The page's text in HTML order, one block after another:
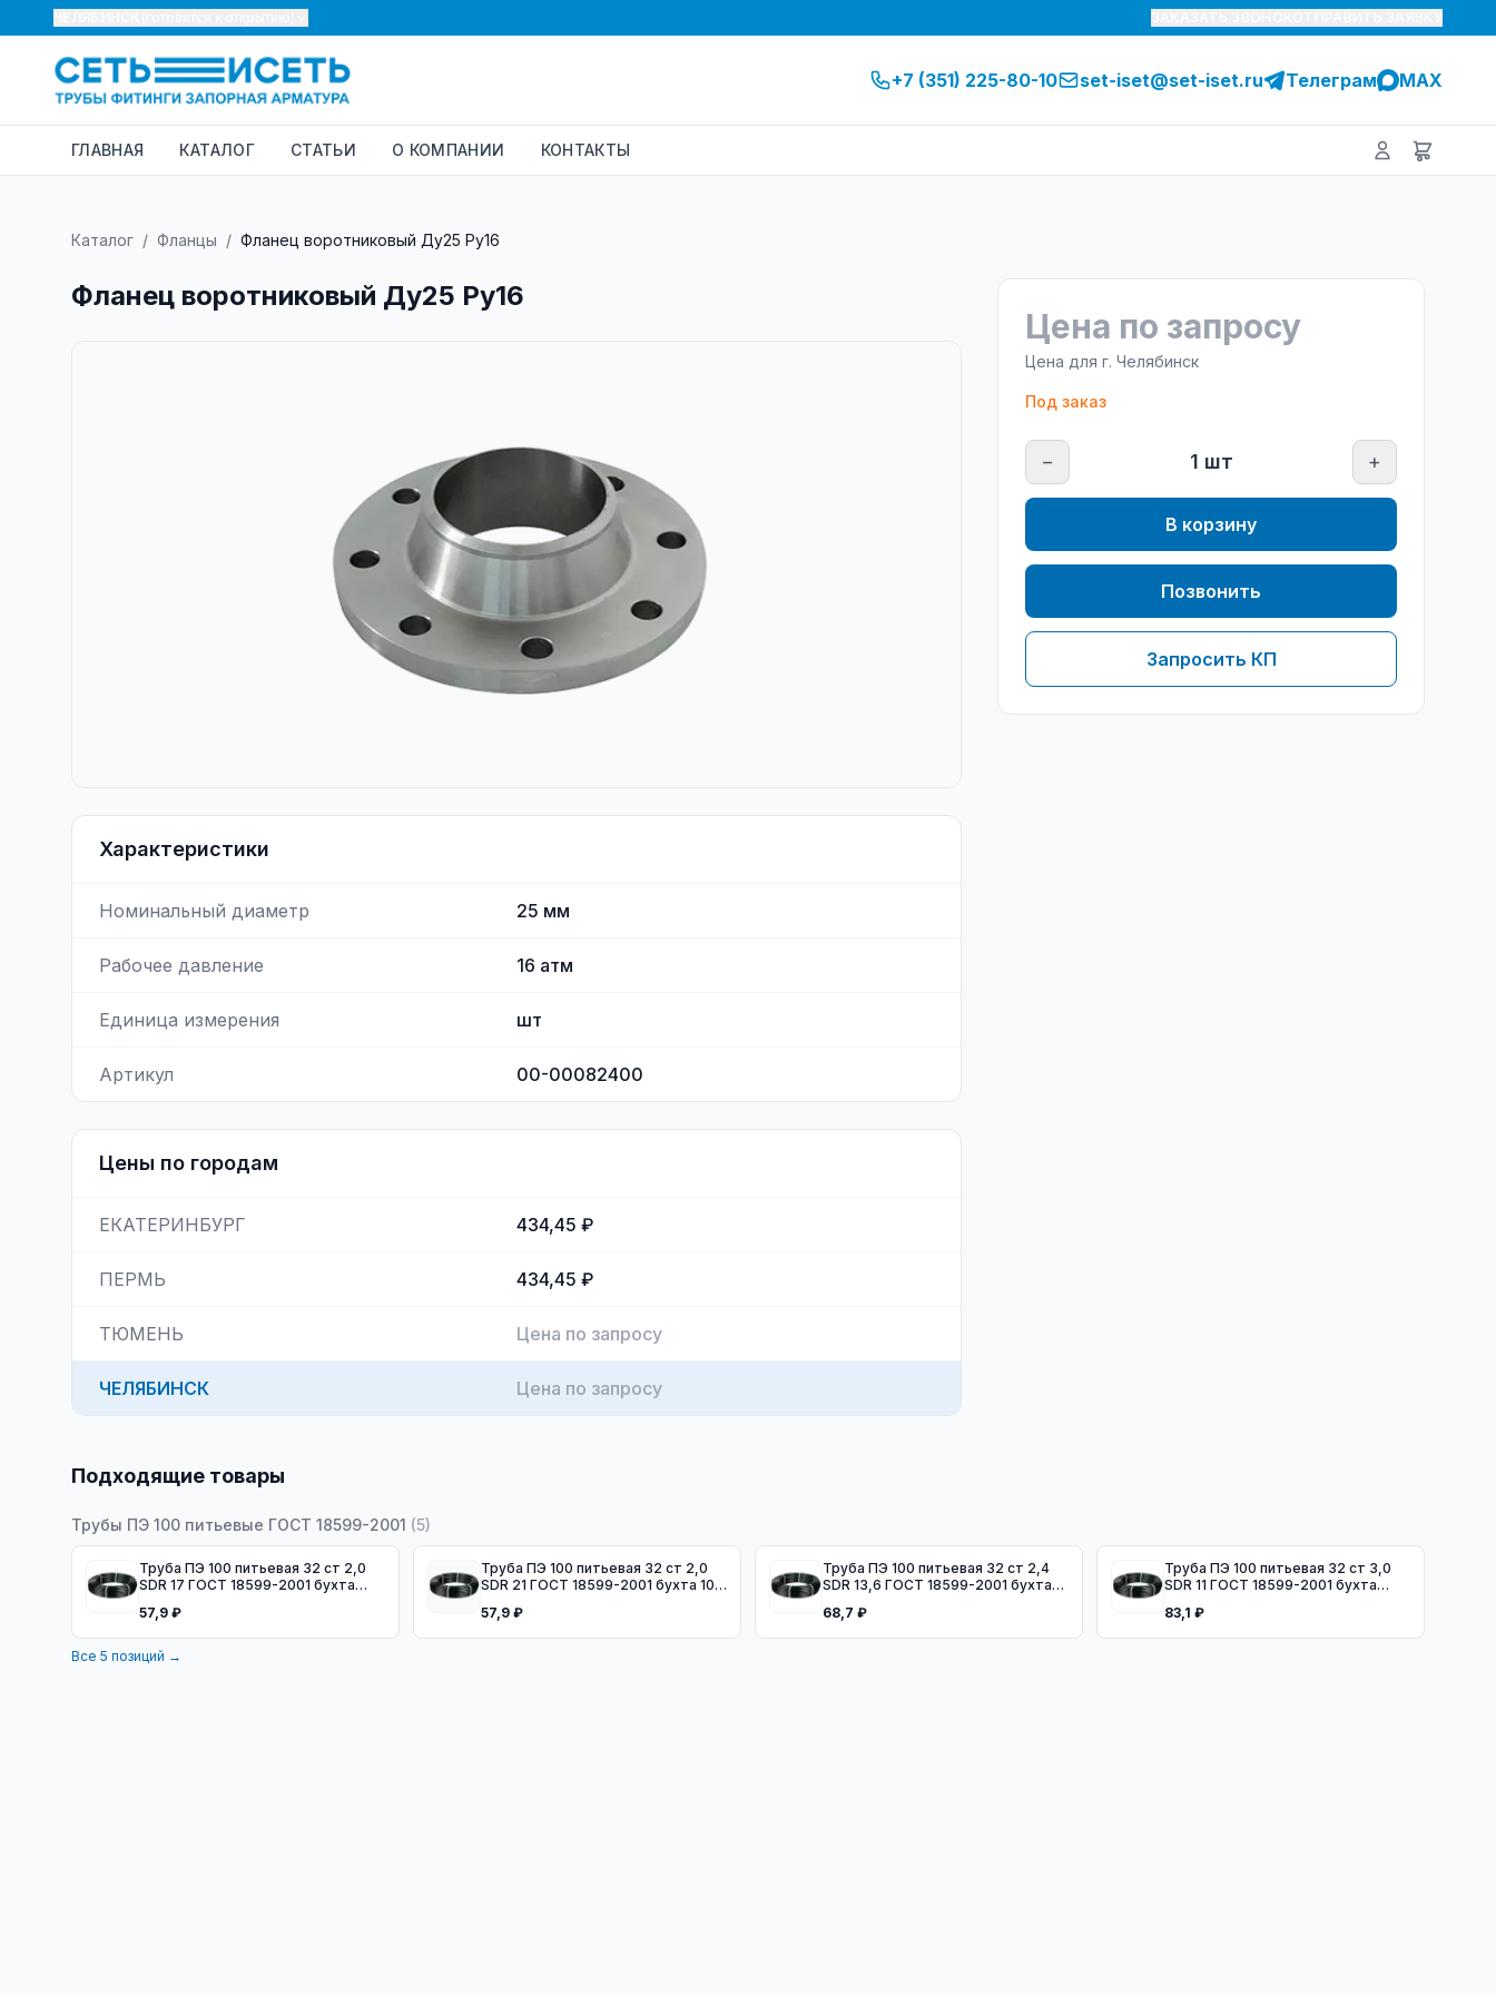
+7 (351) 225-80-10 set-iset@set-iset.ru Телеграм MAX
ГЛАВНАЯ КАТАЛОГ СТАТЬИ О КОМПАНИИ КОНТАКТЫ
Каталог / Фланцы / Фланец воротниковый Ду25 Ру16
Фланец воротниковый Ду25 Ру16
Характеристики
Номинальный диаметр 25 мм
Рабочее давление 16 атм
Единица измерения шт
Артикул 00-00082400
Цены по городам
ЕКАТЕРИНБУРГ 434,45 ₽
ПЕРМЬ 434,45 ₽
ТЮМЕНЬ Цена по запросу
ЧЕЛЯБИНСК Цена по запросу
Цена по запросу
Цена для г. Челябинск
Под заказ
− 1 шт +
В корзину
Позвонить
Запросить КП
Подходящие товары
Трубы ПЭ 100 питьевые ГОСТ 18599-2001 (5)
Труба ПЭ 100 питьевая 32 ст 2,0
SDR 17 ГОСТ 18599-2001 бухта
57,9 ₽
Труба ПЭ 100 питьевая 32 ст 2,0
SDR 21 ГОСТ 18599-2001 бухта 100
57,9 ₽
Труба ПЭ 100 питьевая 32 ст 2,4
SDR 13,6 ГОСТ 18599-2001 бухта
68,7 ₽
Труба ПЭ 100 питьевая 32 ст 3,0
SDR 11 ГОСТ 18599-2001 бухта
83,1 ₽
Все 5 позиций →